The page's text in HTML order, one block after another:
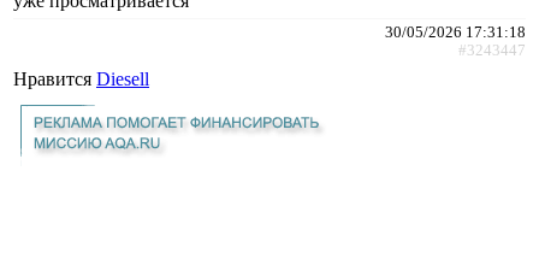
30/05/2026 17:31:18
#3243447
Нравится Diesell